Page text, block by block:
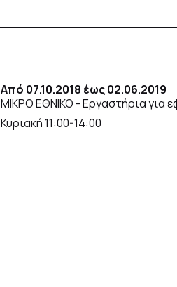
Από 07.10.2018 έως02.06.2019
ΜΙΚΡΟ ΕΘΝΙΚΟ - Εργαστήρια για
Κυριακή 11:00-14:00